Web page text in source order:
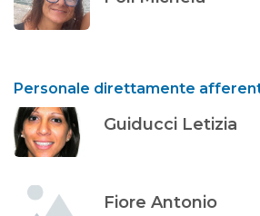
Personale direttamente
Guiducci Letizia
Fiore Antonio